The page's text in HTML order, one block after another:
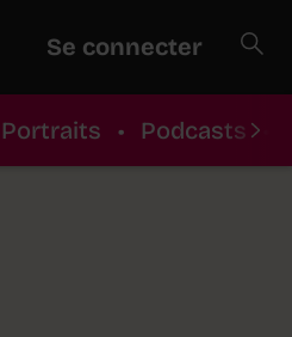
Se connecter
Portraits • Podcasts